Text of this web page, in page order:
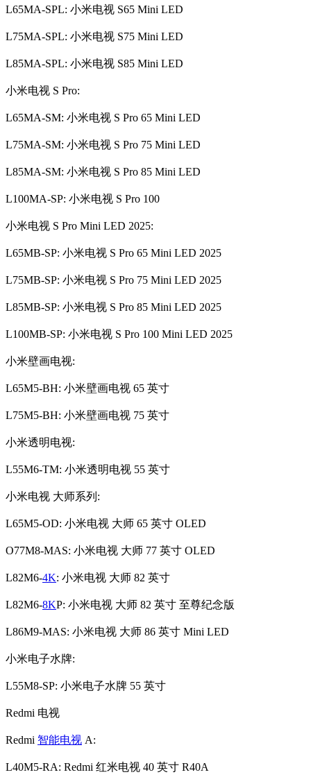
L65MA-SPL: 小米电视 S65 Mini LED
L75MA-SPL: 小米电视 S75 Mini LED
L85MA-SPL: 小米电视 S85 Mini LED
小米电视 S Pro:
L65MA-SM: 小米电视 S Pro 65 Mini LED
L75MA-SM: 小米电视 S Pro 75 Mini LED
L85MA-SM: 小米电视 S Pro 85 Mini LED
L100MA-SP: 小米电视 S Pro 100
小米电视 S Pro Mini LED 2025:
L65MB-SP: 小米电视 S Pro 65 Mini LED 2025
L75MB-SP: 小米电视 S Pro 75 Mini LED 2025
L85MB-SP: 小米电视 S Pro 85 Mini LED 2025
L100MB-SP: 小米电视 S Pro 100 Mini LED 2025
小米壁画电视:
L65M5-BH: 小米壁画电视 65 英寸
L75M5-BH: 小米壁画电视 75 英寸
小米透明电视:
L55M6-TM: 小米透明电视 55 英寸
小米电视 大师系列:
L65M5-OD: 小米电视 大师 65 英寸 OLED
O77M8-MAS: 小米电视 大师 77 英寸 OLED
L82M6-4K: 小米电视 大师 82 英寸
L82M6-8KP: 小米电视 大师 82 英寸 至尊纪念版
L86M9-MAS: 小米电视 大师 86 英寸 Mini LED
小米电子水牌:
L55M8-SP: 小米电子水牌 55 英寸
Redmi 电视
Redmi 智能电视 A:
L40M5-RA: Redmi 红米电视 40 英寸 R40A